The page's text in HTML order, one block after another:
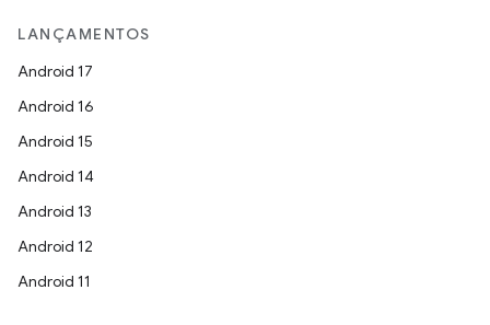
LANÇAMENTOS
Android 17
Android 16
Android 15
Android 14
Android 13
Android 12
Android 11